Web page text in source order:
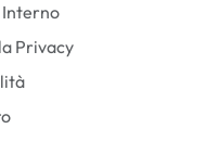
Privacy